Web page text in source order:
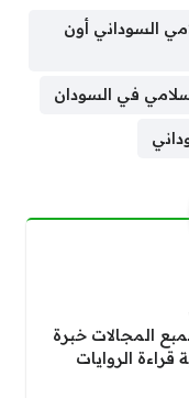
السوداني أون
في السودان
المجالات خبرة
الروايات